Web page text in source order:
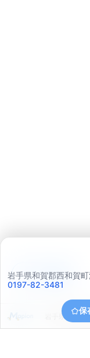
岩手県和賀郡西和賀
0197-82-3481
保
岩手県和賀郡
アプリで見る